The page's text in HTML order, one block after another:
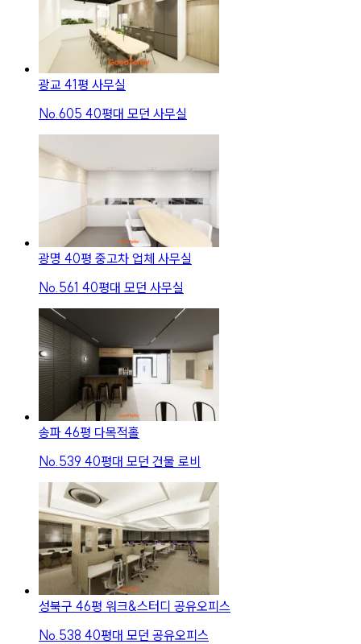
광교 41평 사무실
No. 605 40평대 모던 사무실
광명 40평 중고차 업체 사무실
No. 561 40평대 모던 사무실
송파 46평 다목적홀
No. 539 40평대 모던 건물 로비
성북구 46평 워크&스터디 공유오피스
No. 538 40평대 모던 공유오피스